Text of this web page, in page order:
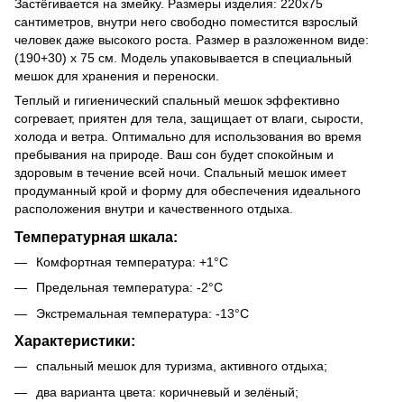
Застёгивается на змейку. Размеры изделия: 220х75
сантиметров, внутри него свободно поместится взрослый
человек даже высокого роста. Размер в разложенном виде:
(190+30) x 75 см. Модель упаковывается в специальный
мешок для хранения и переноски.
Теплый и гигиенический спальный мешок эффективно
согревает, приятен для тела, защищает от влаги, сырости,
холода и ветра. Оптимально для использования во время
пребывания на природе. Ваш сон будет спокойным и
здоровым в течение всей ночи. Спальный мешок имеет
продуманный крой и форму для обеспечения идеального
расположения внутри и качественного отдыха.
Температурная шкала:
Комфортная температура: +1°C
Предельная температура: -2°C
Экстремальная температура: -13°C
Характеристики:
спальный мешок для туризма, активного отдыха;
два варианта цвета: коричневый и зелёный;